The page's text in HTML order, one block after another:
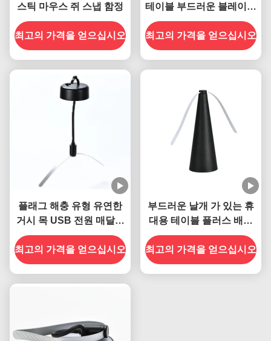
스틱 마우스 쥐 스냅 함정
최고의 가격을 얻으십시오
테이블 부드러운 블레이드
ABS PET 물질로 플래그
를 멀리
최고의 가격을 얻으십시오
플래그 해충 유형 유연한
거시 목 USB 전원 매달린
플래그 함정 곤충 퇴치 팬
최고의 가격을 얻으십시오
부드러운 날개 가 있는 휴
대용 테이블 플러스 배제
기 팬 은 실내 와 실외 에서
플러스 를 멀리 한다
최고의 가격을 얻으십시오